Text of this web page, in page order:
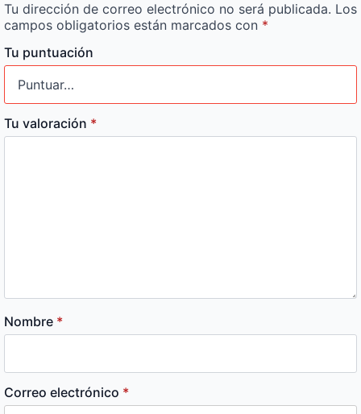
Tu dirección de correo electrónico no será publicada. Los
campos obligatorios están marcados con *
Tu puntuación
Tu valoración *
Nombre *
Correo electrónico *